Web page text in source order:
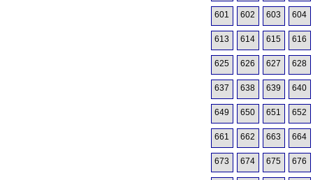
601 602 603 604
613 614 615 616
625 626 627 628
637 638 639 640
649 650 651 652
661 662 663 664
673 674 675 676